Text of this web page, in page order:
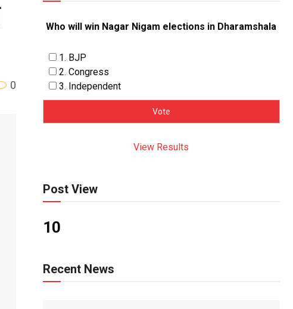
0
Who will win Nagar Nigam elections in Dharamshala
1. BJP
2. Congress
3. Independent
View Results
Post View
10
Recent News